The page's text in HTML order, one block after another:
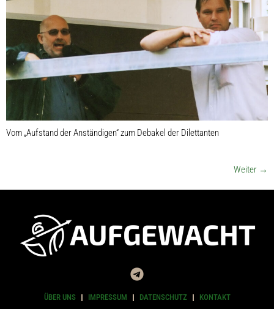
Vom „Aufstand der Anständigen“ zum Debakel der Dilettanten
Weiter →
ÜBER UNS IMPRESSUM DATENSCHUTZ KONTAKT